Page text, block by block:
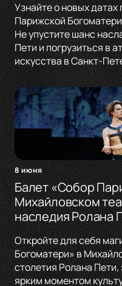
Узнайте о новых
Парижской
Не упустите шанс
Пети и погрузиться в
искусства в Санкт-
8 июня
Балет «Собор
Михайловском
наследия Ролана
Откройте для себя
Богоматери» в
столетия Ролана
ярким моментом